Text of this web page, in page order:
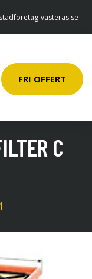
vasteras.se
FRI OFFERT
C